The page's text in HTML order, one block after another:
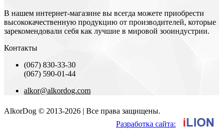
В нашем интернет-магазине вы всегда можете приобрести
высококачественную продукцию от производителей, которые
зарекомендовали себя как лучшие в мировой зооиндустрии.
Контакты
(067) 830-33-30
(067) 590-01-44
alkor@alkordog.com
AlkorDog © 2013-2026 | Все права защищены.
Разработка сайта: